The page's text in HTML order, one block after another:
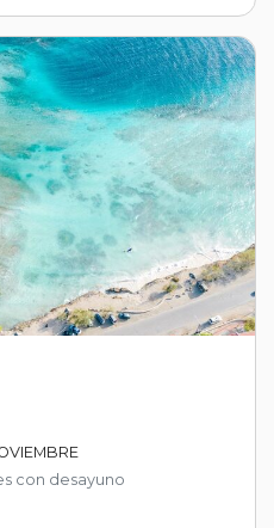
con desayuno